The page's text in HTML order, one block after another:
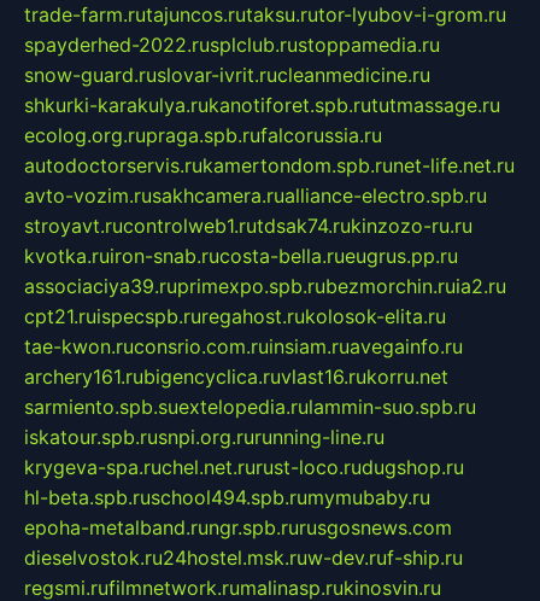
trade-farm.rutajuncos.rutaksu.rutor-lyubov-i-grom.ru
spayderhed-2022.rusplclub.rustoppamedia.ru
snow-guard.ruslovar-ivrit.rucleanmedicine.ru
shkurki-karakulya.rukanotiforet.spb.rututmassage.ru
ecolog.org.rupraga.spb.rufalcorussia.ru
autodoctorservis.rukamertondom.spb.runet-life.net.ru
avto-vozim.rusakhcamera.rualliance-electro.spb.ru
stroyavt.rucontrolweb1.rutdsak74.rukinzozo-ru.ru
kvotka.ruiron-snab.rucosta-bella.rueugrus.pp.ru
associaciya39.ruprimexpo.spb.rubezmorchin.ruia2.ru
cpt21.ruispecspb.ruregahost.rukolosok-elita.ru
tae-kwon.ruconsrio.com.ruinsiam.ruavegainfo.ru
archery161.rubigencyclica.ruvlast16.rukorru.net
sarmiento.spb.suextelopedia.rulammin-suo.spb.ru
iskatour.spb.rusnpi.org.rurunning-line.ru
krygeva-spa.ruchel.net.rurust-loco.rudugshop.ru
hl-beta.spb.ruschool494.spb.rumymubaby.ru
epoha-metalband.rungr.spb.rurusgosnews.com
dieselvostok.ru24hostel.msk.ruw-dev.ruf-ship.ru
regsmi.rufilmnetwork.rumalinasp.rukinosvin.ru